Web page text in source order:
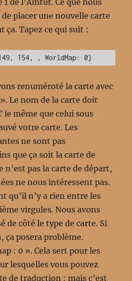
de l’Amtut. Ce que nous
placer une nouvelle carte
ça. Tapez ce qui suit :
154, , WorldMap: 0}
renuméroté la carte avec
Le nom de la carte doit
le même que celui sous
votre carte. Les
ne sont pas
que ça soit la carte de
n’est pas la carte de départ,
ne nous intéressent pas.
qu’il n’y a rien entre les
virgules. Nous avons
de côté le type de carte. Si
ça posera problème.
: 0 ». Cela sert pour les
lesquelles vous pouvez
de traduction : mais c’est